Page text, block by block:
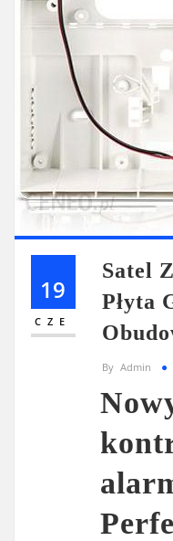
19
CZE
Satel
Płyta
By Admin